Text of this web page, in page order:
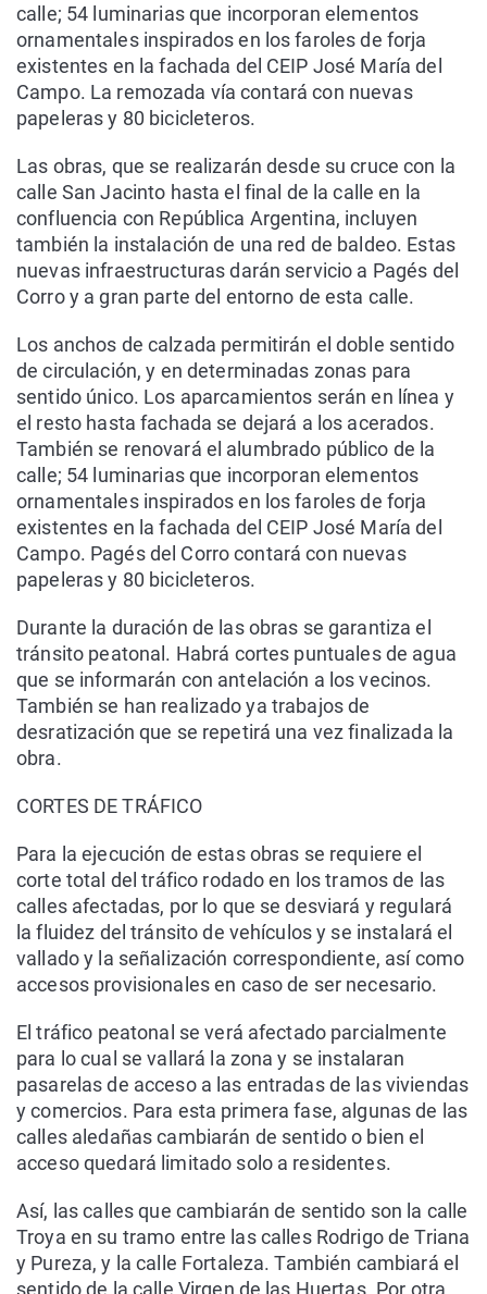
calle; 54 luminarias que incorporan elementos
ornamentales inspirados en los faroles de forja
existentes en la fachada del CEIP José María del
Campo. La remozada vía contará con nuevas
papeleras y 80 bicicleteros.
Las obras, que se realizarán desde su cruce con la
calle San Jacinto hasta el final de la calle en la
confluencia con República Argentina, incluyen
también la instalación de una red de baldeo. Estas
nuevas infraestructuras darán servicio a Pagés del
Corro y a gran parte del entorno de esta calle.
Los anchos de calzada permitirán el doble sentido
de circulación, y en determinadas zonas para
sentido único. Los aparcamientos serán en línea y
el resto hasta fachada se dejará a los acerados.
También se renovará el alumbrado público de la
calle; 54 luminarias que incorporan elementos
ornamentales inspirados en los faroles de forja
existentes en la fachada del CEIP José María del
Campo. Pagés del Corro contará con nuevas
papeleras y 80 bicicleteros.
Durante la duración de las obras se garantiza el
tránsito peatonal. Habrá cortes puntuales de agua
que se informarán con antelación a los vecinos.
También se han realizado ya trabajos de
desratización que se repetirá una vez finalizada la
obra.
CORTES DE TRÁFICO
Para la ejecución de estas obras se requiere el
corte total del tráfico rodado en los tramos de las
calles afectadas, por lo que se desviará y regulará
la fluidez del tránsito de vehículos y se instalará el
vallado y la señalización correspondiente, así como
accesos provisionales en caso de ser necesario.
El tráfico peatonal se verá afectado parcialmente
para lo cual se vallará la zona y se instalaran
pasarelas de acceso a las entradas de las viviendas
y comercios. Para esta primera fase, algunas de las
calles aledañas cambiarán de sentido o bien el
acceso quedará limitado solo a residentes.
Así, las calles que cambiarán de sentido son la calle
Troya en su tramo entre las calles Rodrigo de Triana
y Pureza, y la calle Fortaleza. También cambiará el
sentido de la calle Virgen de las Huertas. Por otra